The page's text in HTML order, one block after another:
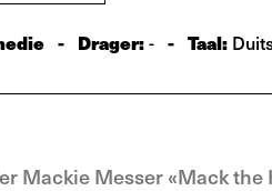
- Drager:- - Taal:
Mackie Messer «Mack